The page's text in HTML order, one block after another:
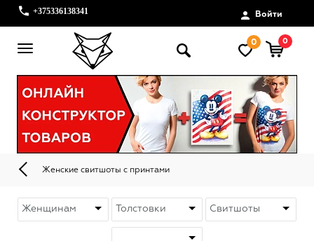
+375336138341 Войти
0 0
Женские свитшоты с принтами